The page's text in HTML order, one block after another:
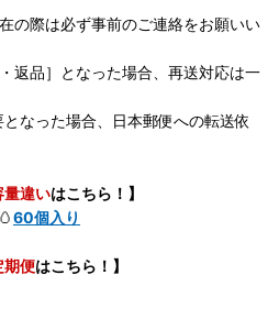
の際は必ず事前のご連絡をお願いい
返品］となった場合、再送対応は一
なった場合、日本郵便への転送依
量違いはこちら！】
60個入り
期便はこちら！】